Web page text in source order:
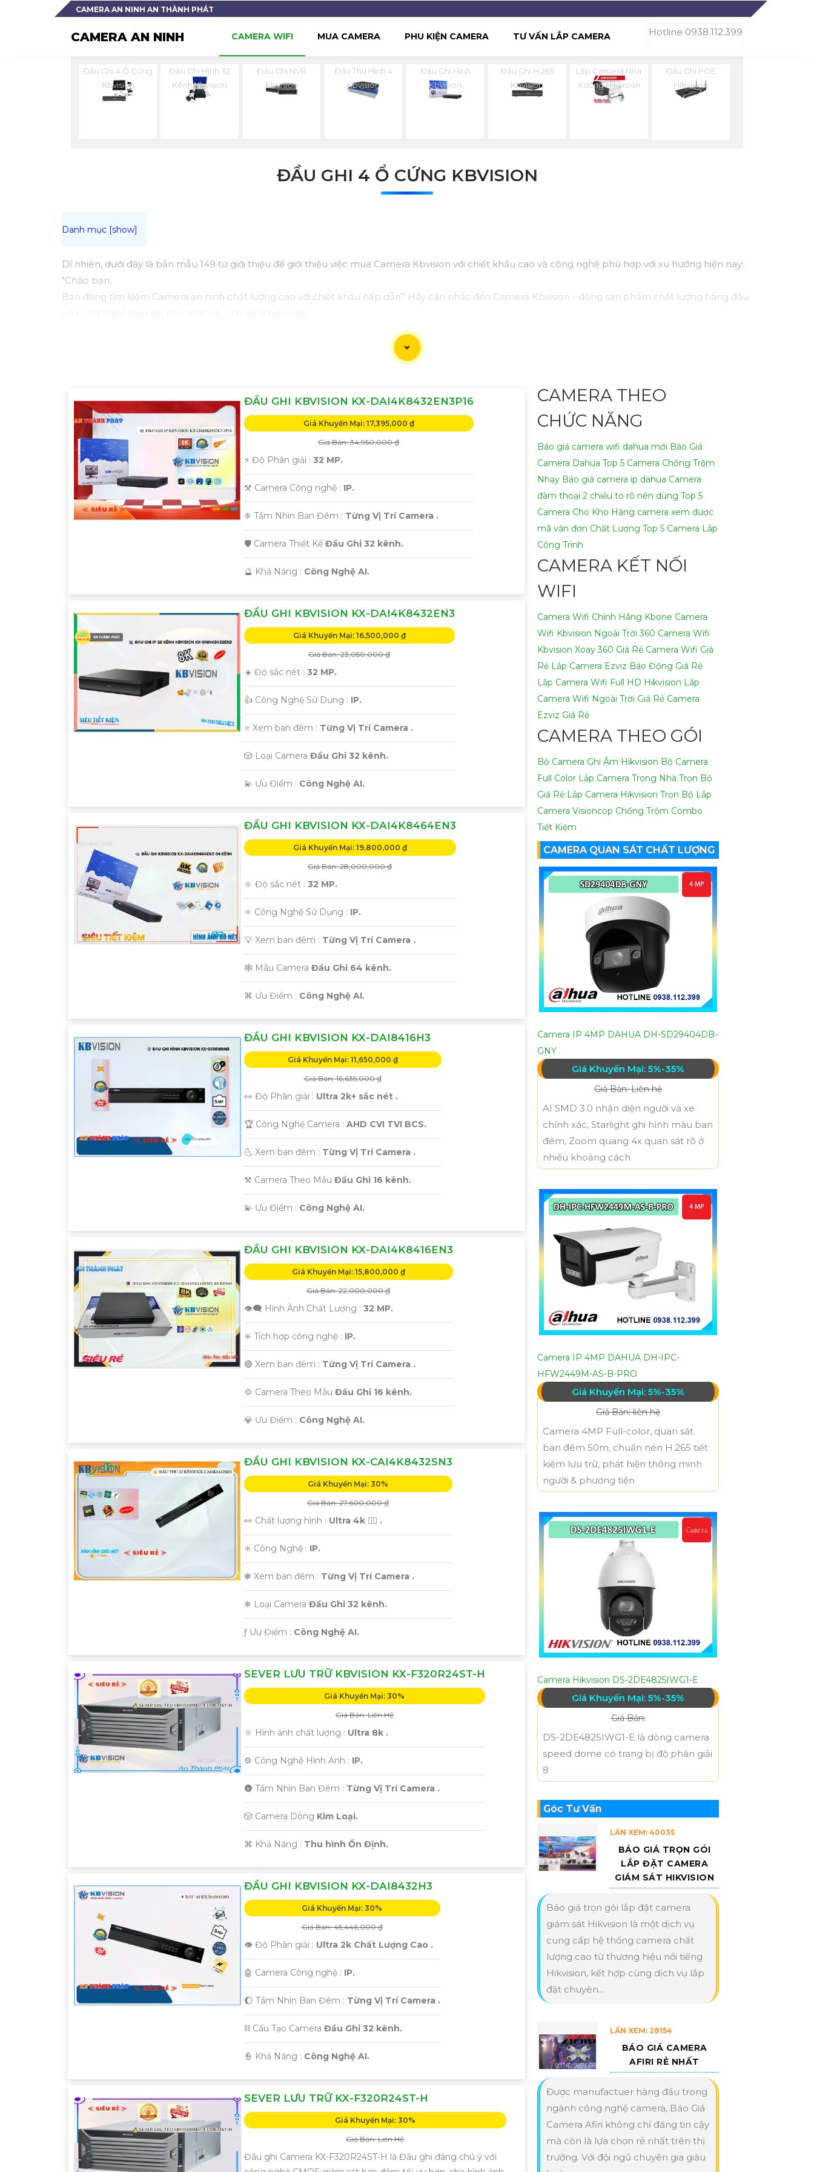
CAMERA AN NINH AN THÀNH PHÁT
CAMERA AN NINH Hotline 0938.112.399
CAMERA WIFI MUA CAMERA PHU KIỆN CAMERA TƯ VẤN LẮP CAMERA
Đầu Ghi 4 Ổ Cứng
Kbvision
Đầu Ghi Hình 32
Kênh Kbvision
Đầu Ghi NVR
Kbvision
Đầu Thu Hình 4
Kbvision
Đầu Ghi Hình
Kbvision
Đầu Ghi H.265
Kbvision
Lắp Camera Nhà
Xưởng Hikvision
Đầu Ghi POE
Hikvision
ĐẦU GHI 4 Ổ CỨNG KBVISION
Dĩ nhiên, dưới đây là bản mẫu 149 từ giới thiệu để giới thiệu việc mua Camera Kbvision với chiết khấu cao và công nghệ phù hợp với xu hướng hiện nay:
"Chào bạn,
Bạn đang tìm kiếm Camera an ninh chất lượng cao với chiết khấu hấp dẫn? Hãy cân nhắc đến Camera Kbvision - dòng sản phẩm chất lượng hàng đầu
Camera Kbvision không chỉ cung cấp hình ảnh sắc nét, chất lượng mà còn có nhiều tính năng thông minh như hồng ngoại, cảm biến chuyển động, và
Đặt mua ngay hôm nay để hưởng chiết khấu cao và bảo vệ ngôi nhà, cửa hàng hoặc văn phòng của bạn một cách hiệu quả.
Hy vọng bạn sẽ hài lòng với bản mẫu này. Nếu bạn cần thêm sự điều chỉnh hoặc hỗ trợ khác, đừng ngần ngại để viết lại Cung cấp cho công trình.
ĐẦU GHI KBVISION KX-DAI4K8432EN3P16
Giá Khuyến Mại: 17,395,000 ₫
Giá Bán: 34,950,000 ₫
️⚡ Độ Phân giải : 32 MP.
⚒ Camera Công nghệ : IP.
❈ Tầm Nhìn Ban Đêm : Từng Vị Trí Camera .
🛡 Camera Thiết Kế Đầu Ghi 32 kênh.
️🔮 Khả Năng : Công Nghệ AI.
ĐẦU GHI KBVISION KX-DAI4K8432EN3
Giá Khuyến Mại: 16,500,000 ₫
Giá Bán: 23,050,000 ₫
☀️ Độ sắc nét : 32 MP.
👍 Công Nghệ Sử Dụng : IP.
⭐ Xem ban đêm : Từng Vị Trí Camera .
🎲 Loại Camera Đầu Ghi 32 kênh.
️💫 Ưu Điểm : Công Nghệ AI.
ĐẦU GHI KBVISION KX-DAI4K8464EN3
Giá Khuyến Mại: 19,800,000 ₫
Giá Bán: 28,000,000 ₫
🔆 Độ sắc nét : 32 MP.
⚛️ Công Nghệ Sử Dụng : IP.
💡 Xem ban đêm : Từng Vị Trí Camera .
🕸️ Mẫu Camera Đầu Ghi 64 kênh.
️⌘ Ưu Điểm : Công Nghệ AI.
ĐẦU GHI KBVISION KX-DAI8416H3
Giá Khuyến Mại: 11,650,000 ₫
Giá Bán: 16,635,000 ₫
️
👀 Độ Phân giải : Ultra 2k+ sắc nét .
🏆 Công Nghệ Camera : AHD CVI TVI BCS.
🌜 Xem ban đêm : Từng Vị Trí Camera .
⚒ Camera Theo Mẫu Đầu Ghi 16 kênh.
️💫 Ưu Điểm : Công Nghệ AI.
ĐẦU GHI KBVISION KX-DAI4K8416EN3
Giá Khuyến Mại: 15,800,000 ₫
Giá Bán: 22,000,000 ₫
👁️‍🗨 Hình Ành Chất Lượng : 32 MP.
✳️ Tích hợp công nghệ : IP.
🔴 Xem ban đêm : Từng Vị Trí Camera .
💢 Camera Theo Mẫu Đầu Ghi 16 kênh.
️💎 Ưu Điểm : Công Nghệ AI.
ĐẦU GHI KBVISION KX-CAI4K8432SN3
Giá Khuyến Mại: 30%
Giá Bán: 27,600,000 ₫
️
👀 Chất lượng hình : Ultra 4k 👍🏾 .
✳️ Công Nghệ : IP.
❃ Xem ban đêm : Từng Vị Trí Camera .
❄ Loại Camera Đầu Ghi 32 kênh.
️ƒ Ưu Điểm : Công Nghệ AI.
SEVER LƯU TRỮ KBVISION KX-F320R24ST-H
Giá Khuyến Mại: 30%
Giá Bán: Liên Hệ
🔆 Hình ảnh chất lượng : Ultra 8k .
⚙ Công Nghệ Hình Ảnh : IP.
🌚 Tầm Nhìn Ban Đêm : Từng Vị Trí Camera .
🎲 Camera Dòng Kim Loại.
️⌘ Khả Năng : Thu hình Ổn Định.
ĐẦU GHI KBVISION KX-DAI8432H3
Giá Khuyến Mại: 30%
Giá Bán: 45,446,000 ₫
👁 Độ Phân giải : Ultra 2k Chất Lượng Cao .
🤖️ Camera Công nghệ : IP.
🌔 Tầm Nhìn Ban Đêm : Từng Vị Trí Camera .
⛓ Cấu Tạo Camera Đầu Ghi 32 kênh.
️👮 Khả Năng : Công Nghệ AI.
SEVER LƯU TRỮ KX-F320R24ST-H
Giá Khuyến Mại: 30%
Giá Bán: Liên Hệ
Đầu ghi Camera KX-F320R24ST-H là Đầu ghi đáng chú ý với
CAMERA THEO
CHỨC NĂNG
Báo giá camera wifi dahua mới Báo Giá
Camera Dahua Top 5 Camera Chống Trộm
Nhạy Báo giá camera ip dahua Camera
đàm thoại 2 chiều to rõ nên dùng Top 5
Camera Cho Kho Hàng camera xem được
mã vận đơn Chất Lượng Top 5 Camera Lắp
Công Trình
CAMERA KẾT NỐI
WIFI
Camera Wifi Chính Hãng Kbone Camera
Wifi Kbvision Ngoài Trời 360 Camera Wifi
Kbvision Xoay 360 Giá Rẻ Camera Wifi Giá
Rẻ Lắp Camera Ezviz Báo Động Giá Rẻ
Lắp Camera Wifi Full HD Hikvision Lắp
Camera Wifi Ngoài Trời Giá Rẻ Camera
Ezviz Giá Rẻ
CAMERA THEO GÓI
Bộ Camera Ghi Âm Hikvision Bộ Camera
Full Color Lắp Camera Trong Nhà Trọn Bộ
Giá Rẻ Lắp Camera Hikvision Trọn Bộ Lắp
Camera Visioncop Chống Trộm Combo
Tiết Kiệm
CAMERA QUAN SÁT CHẤT LƯỢNG
Camera IP 4MP DAHUA DH-SD29404DB-
GNY
Giá Khuyến Mại: 5%-35%
Giá Bán: Liên hệ
AI SMD 3.0 nhận diện người và xe
chính xác, Starlight ghi hình màu ban
đêm, Zoom quang 4x quan sát rõ ở
nhiều khoảng cách
Camera IP 4MP DAHUA DH-IPC-
HFW2449M-AS-B-PRO
Giá Khuyến Mại: 5%-35%
Giá Bán: liên hệ
Camera 4MP Full-color, quan sát
ban đêm 50m, chuẩn nén H.265 tiết
kiệm lưu trữ, phát hiện thông minh
người & phương tiện
Camera Hikvision DS-2DE4825IWG1-E
Giá Khuyến Mại: 5%-35%
Giá Bán:
DS-2DE4825IWG1-E là dòng camera
speed dome có trang bị độ phân giải
8
Góc Tư Vấn
LẦN XEM: 40035
BÁO GIÁ TRỌN GÓI
LẮP ĐẶT CAMERA
GIÁM SÁT HIKVISION
Báo giá trọn gói lắp đặt camera
giám sát Hikvision là một dịch vụ
cung cấp hệ thống camera chất
lượng cao từ thương hiệu nổi tiếng
Hikvision, kết hợp cùng dịch vụ lắp
đặt chuyên...
LẦN XEM: 28154
BÁO GIÁ CAMERA
AFIRI RẺ NHẤT
Được manufactuer hàng đầu trong
ngành công nghệ camera, Báo Giá
Camera Afiri không chỉ đáng tin cậy
mà còn là lựa chọn rẻ nhất trên thị
trường. Với đội ngũ chuyên gia giàu